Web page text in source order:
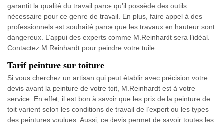
garantit la qualité du travail parce qu’il possède des outils
nécessaire pour ce genre de travail. En plus, faire appel à des
professionnels est souhaité parce que les travaux en hauteur sont
dangereux. L’appui des experts comme M.Reinhardt sera l’idéal.
Contactez M.Reinhardt pour peindre votre tuile.
Tarif peinture sur toiture
Si vous cherchez un artisan qui peut établir avec précision votre
devis avant la peinture de votre toit, M.Reinhardt est à votre
service. En effet, il est bon à savoir que les prix de la peinture de
toit varient selon les conditions de travail de l’expert ou les types
des peintures voulues. Aussi, ce devis permet de savoir toutes les